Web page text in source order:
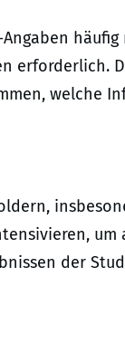
erforderlich.
welche
um
der